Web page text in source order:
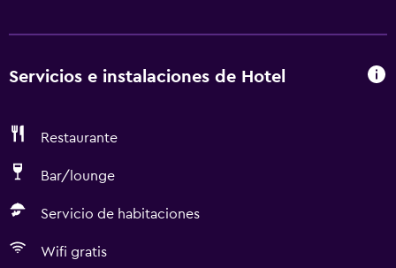
Servicios e instalaciones de Hotel
Restaurante
Bar/lounge
Servicio de habitaciones
Wifi gratis